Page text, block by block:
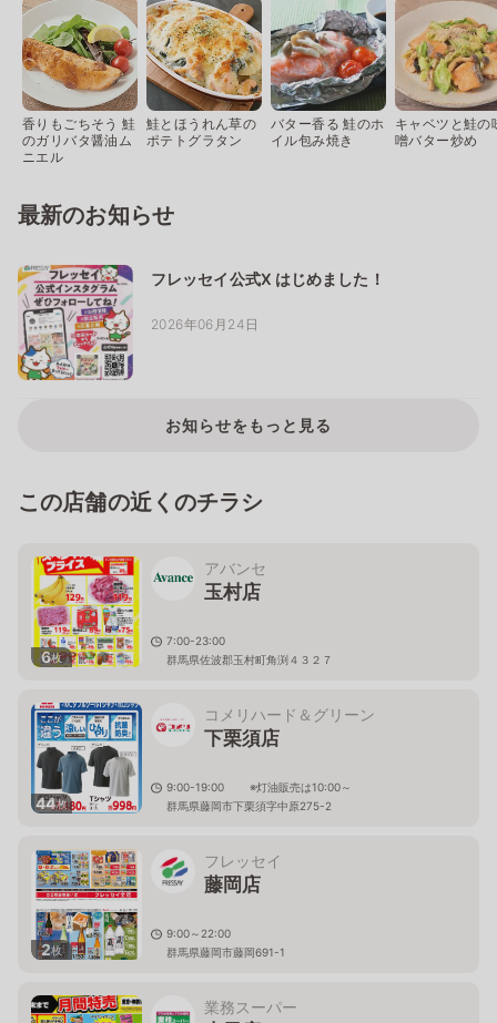
香りもごちそう 鮭
のガリバタ醤油ム
ニエル
鮭とほうれん草の
ポテトグラタン
バター香る 鮭のホ
イル包み焼き
キャベツと鮭の
噌バター炒め
最新のお知らせ
フレッセイ公式X はじめました！
2026年06月24日
お知らせをもっと見る
この店舗の近くのチラシ
6枚
アバンセ
玉村店
7:00-23:00
群馬県佐波郡玉村町角渕４３２７
44枚
コメリハード＆グリーン
下栗須店
9:00-19:00 ※灯油販売は10:00～
群馬県藤岡市下栗須字中原275-2
2枚
フレッセイ
藤岡店
9:00～22:00
群馬県藤岡市藤岡691-1
業務スーパー